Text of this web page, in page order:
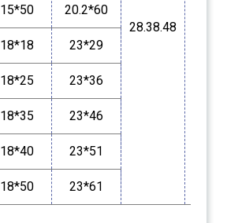
28.38.48
15*50 20.2*60
18*18 23*29
18*25 23*36
18*35 23*46
18*40 23*51
18*50 23*61